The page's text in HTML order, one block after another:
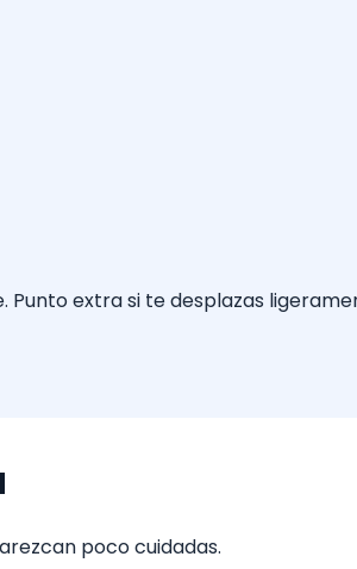
extra si te desplazas
poco cuidadas.